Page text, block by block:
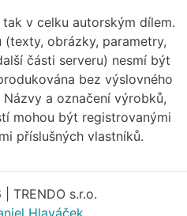
v celku autorským dílem.
obrázky, parametry,
části serveru) nesmí být
bez výslovného
a označení výrobků,
mohou být registrovanými
příslušných vlastníků.
TRENDO s.r.o.